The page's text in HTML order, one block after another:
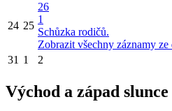
24 25
26
1
Schůzka rodičů.
Zobrazit všechny záznamy ze
31 1 2
Východ a západ slunce